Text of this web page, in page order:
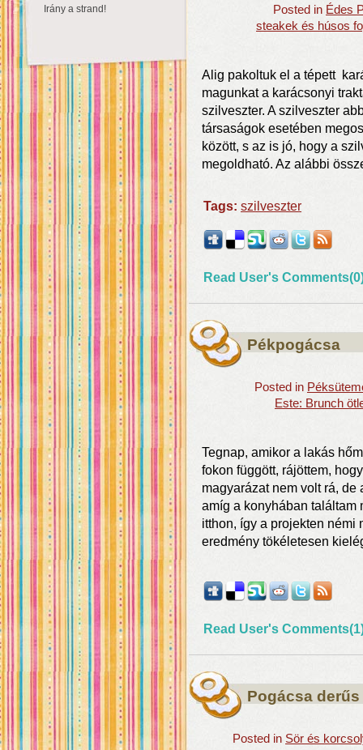
Irány a strand!
Posted in Édes
steakek és húsos
Alig pakoltuk el a tépett
magunkat a karácsonyi
szilveszter. A szilveszter
társaságok esetében
között, s az is jó, hogy a
megoldható. Az alábbi
Tags: szilveszter
Read User's
Pékpogácsa
Posted in
Este: Brunch
Tegnap, amikor a lakás
fokon függött, rájöttem,
magyarázat nem volt rá,
amíg a konyhában találtam
itthon, így a projekten némi
eredmény tökéletesen
Read User's
Pogácsa
Posted in Sör és